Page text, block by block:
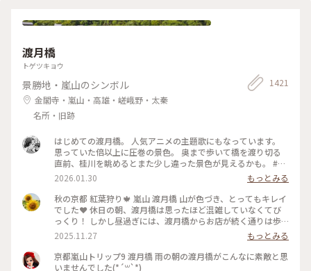
渡月橋
トゲツキョウ
景勝地・嵐山のシンボル
金閣寺・嵐山・高雄・嵯峨野・太秦
名所・旧跡
1421
はじめての渡月橋。 人気アニメの主題歌にもなっています。
思っていた倍以上に圧巻の景色。 奥まで歩いて橋を渡り切る
直前、桂川を眺めるとまた少し違った景色が見えるかも。 #渡
月橋 #嵐山 #京都旅行 #嵐電 #京都観光
2026.01.30
もっとみる
秋の京都 紅葉狩り🍁 嵐山 渡月橋 山が色づき、とってもキレイ
でした❤️ 休日の朝、渡月橋は思ったほど混雑していなくてび
っくり！ しかし昼過ぎには、渡月橋からお店が続く通りは歩
行者天国になり多くの人でごったがえし、ボート乗り場では長
蛇の列で60分待ちになってました😳 2025.11.23 #渡月橋 #紅
葉 #嵐山 #京都 #ことりっぷ #秋の装い
2025.11.27
もっとみる
京都嵐山トリップ9 渡月橋 雨の朝の渡月橋がこんなに素敵と思
いませんでした(*´꒳`*)